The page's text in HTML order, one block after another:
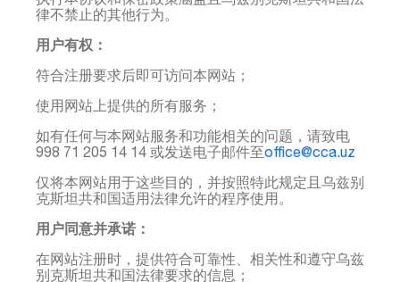
律不禁止的其他行为。
用户有权：
符合注册要求后即可访问本网站；
使用网站上提供的所有服务；
如有任何与本网站服务和功能相关的问题，请致电
998 71 205 14 14 或发送电子邮件至office@cca.uz
仅将本网站用于这些目的，并按照特此规定且乌兹别
克斯坦共和国适用法律允许的程序使用。
用户同意并承诺：
在网站注册时，提供符合可靠性、相关性和遵守乌兹
别克斯坦共和国法律要求的信息；